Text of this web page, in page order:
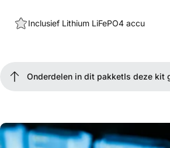
Inclusief Lithium LiFePO4 accu
Onderdelen in dit pakketIs deze kit